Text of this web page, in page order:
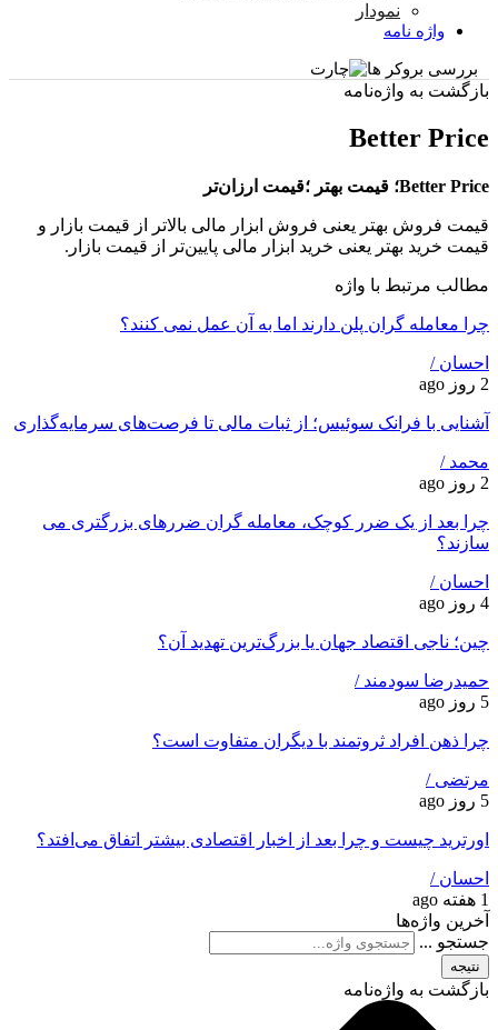
نمودار
واژه نامه
بررسی بروکر ها
بازگشت به واژه‌نامه
Better Price
Better Price؛ قیمت بهتر ؛قیمت ارزان‌تر
قیمت فروش بهتر یعنی فروش ابزار مالی بالاتر از قیمت بازار و
قیمت خرید بهتر یعنی خرید ابزار مالی پایین‌تر از قیمت بازار.
مطالب مرتبط با واژه
چرا معامله ‌گران پلن دارند اما به آن عمل نمی ‌کنند؟
احسان /
2 روز ago
آشنایی با فرانک سوئیس؛ از ثبات مالی تا فرصت‌های سرمایه‌گذاری
محمد /
2 روز ago
چرا بعد از یک ضرر کوچک، معامله‌ گران ضررهای بزرگتری می
‌سازند؟
احسان /
4 روز ago
چین؛ ناجی اقتصاد جهان یا بزرگ‌ترین تهدید آن؟
حمیدرضا سودمند /
5 روز ago
چرا ذهن افراد ثروتمند با دیگران متفاوت است؟
مرتضی /
5 روز ago
اورترید چیست و چرا بعد از اخبار اقتصادی بیشتر اتفاق می‌افتد؟
احسان /
1 هفته ago
آخرین واژه‌ها
جستجو ...
نتیجه
بازگشت به واژه‌نامه